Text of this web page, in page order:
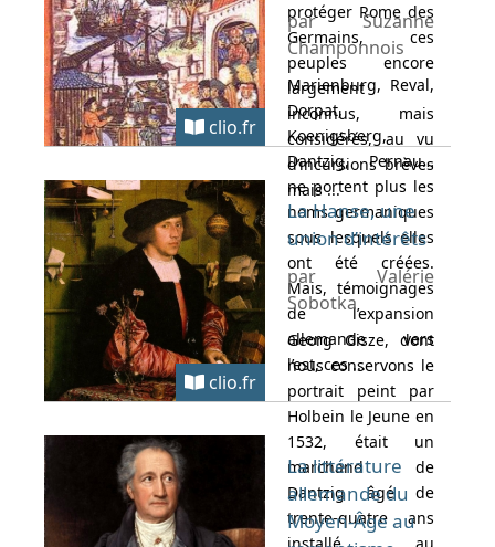
protéger Rome des
Germains, ces
peuples encore
largement
inconnus, mais
considérés, au vu
d’incursions brèves
mais ...
clio.fr
par Suzanne
Champonnois
Marienburg, Reval,
Dorpat,
Koenigsberg,
Dantzig, Pernau…
ne portent plus les
noms germaniques
sous lesquels elles
ont été créées.
Mais, témoignages
de l’expansion
allemande vers
l’est, ces ...
clio.fr
La Hanse, une
union d’intérêts
par Valérie
Sobotka
Georg Gisze, dont
nous conservons le
portrait peint par
Holbein le Jeune en
1532, était un
marchand de
Dantzig âgé de
trente-quatre ans
La littérature
allemande du
Moyen-Âge au